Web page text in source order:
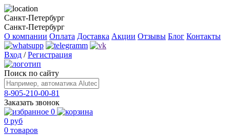
Санкт-Петербург
Санкт-Петербург
О компании Оплата Доставка Акции Отзывы Блог Контакты
Вход / Регистрация
Поиск по сайту
8-905-210-00-81
Заказать звонок
0
0 руб
0 товаров